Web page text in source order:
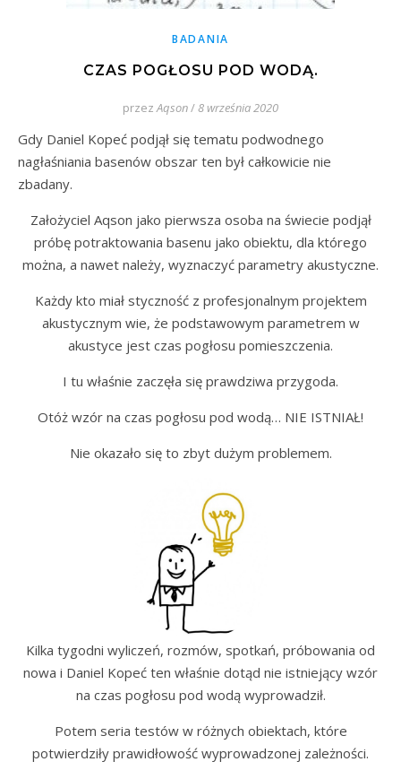
BADANIA
CZAS POGŁOSU POD WODĄ.
przez Aqson/8 września 2020
Gdy Daniel Kopeć podjął się tematu podwodnego
nagłaśniania basenów obszar ten był całkowicie nie
zbadany.
Założyciel Aqson jako pierwsza osoba na świecie podjął
próbę potraktowania basenu jako obiektu, dla którego
można, a nawet należy, wyznaczyć parametry akustyczne.
Każdy kto miał styczność z profesjonalnym projektem
akustycznym wie, że podstawowym parametrem w
akustyce jest czas pogłosu pomieszczenia.
I tu właśnie zaczęła się prawdziwa przygoda.
Otóż wzór na czas pogłosu pod wodą… NIE ISTNIAŁ!
Nie okazało się to zbyt dużym problemem.
Kilka tygodni wyliczeń, rozmów, spotkań, próbowania od
nowa i Daniel Kopeć ten właśnie dotąd nie istniejący wzór
na czas pogłosu pod wodą wyprowadził.
Potem seria testów w różnych obiektach, które
potwierdziły prawidłowość wyprowadzonej zależności.